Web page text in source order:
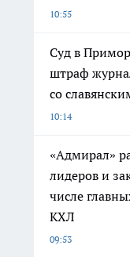
10:55
Суд в
штраф
со
10:14
«Адмирал»
лидеров и
числе
КХЛ
09:53